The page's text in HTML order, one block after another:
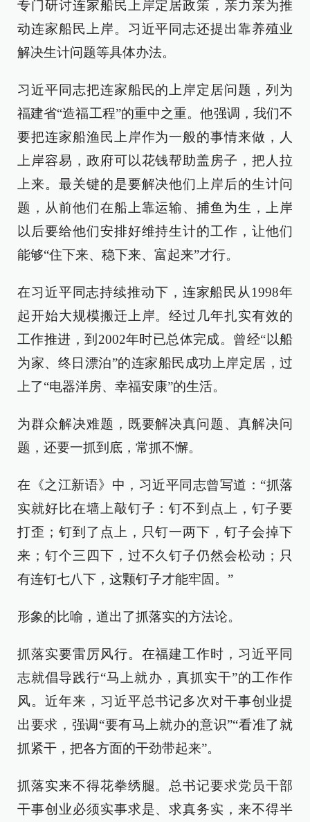
专门研讨连家船民上岸定居政策，亲力亲为推
动连家船民上岸。习近平同志还提出靠养殖业
解决生计问题等具体办法。
习近平同志把连家船民的上岸定居问题，列为
福建省“造福工程”的重中之重。他强调，我们不
要把连家船渔民上岸作为一般的事情来做，人
上岸容易，政府可以花钱帮助盖房子，把人拉
上来。最关键的是要解决他们上岸后的生计问
题，从前他们在船上靠运输、捕鱼为生，上岸
以后要给他们安排好维持生计的工作，让他们
能够“住下来、稳下来、富起来”才行。
在习近平同志持续推动下，连家船民从1998年
起开始大规模搬迁上岸。经过几年扎实有效的
工作推进，到2002年时已总体完成。曾经“以船
为家、终日漂泊”的连家船民成功上岸定居，过
上了“电器洋房、幸福安康”的生活。
为群众解决难题，既要解决真问题、真解决问
题，还要一抓到底，常抓不懈。
在《之江新语》中，习近平同志曾写道：“抓落
实就好比在墙上敲钉子：钉不到点上，钉子要
打歪；钉到了点上，只钉一两下，钉子会掉下
来；钉个三四下，过不久钉子仍然会松动；只
有连钉七八下，这颗钉子才能牢固。”
形象的比喻，道出了抓落实的方法论。
抓落实要雷厉风行。在福建工作时，习近平同
志就倡导践行“马上就办，真抓实干”的工作作
风。近年来，习近平总书记多次对干事创业提
出要求，强调“要有马上就办的意识”“看准了就
抓紧干，把各方面的干劲带起来”。
抓落实来不得花拳绣腿。总书记要求党员干部
干事创业必须实事求是、求真务实，来不得半